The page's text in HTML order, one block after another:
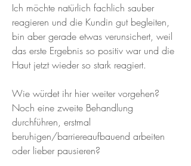
Ich möchte natürlich fachlich sauber
reagieren und die Kundin gut begleiten,
bin aber gerade etwas verunsichert, weil
das erste Ergebnis so positiv war und die
Haut jetzt wieder so stark reagiert.
Wie würdet ihr hier weiter vorgehen?
Noch eine zweite Behandlung
durchführen, erstmal
beruhigen/barriereaufbauend arbeiten
oder lieber pausieren?